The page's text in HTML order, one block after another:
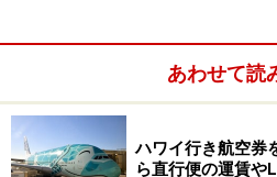
あわせて読
ハワイ行き航空券
ら直行便の運賃や